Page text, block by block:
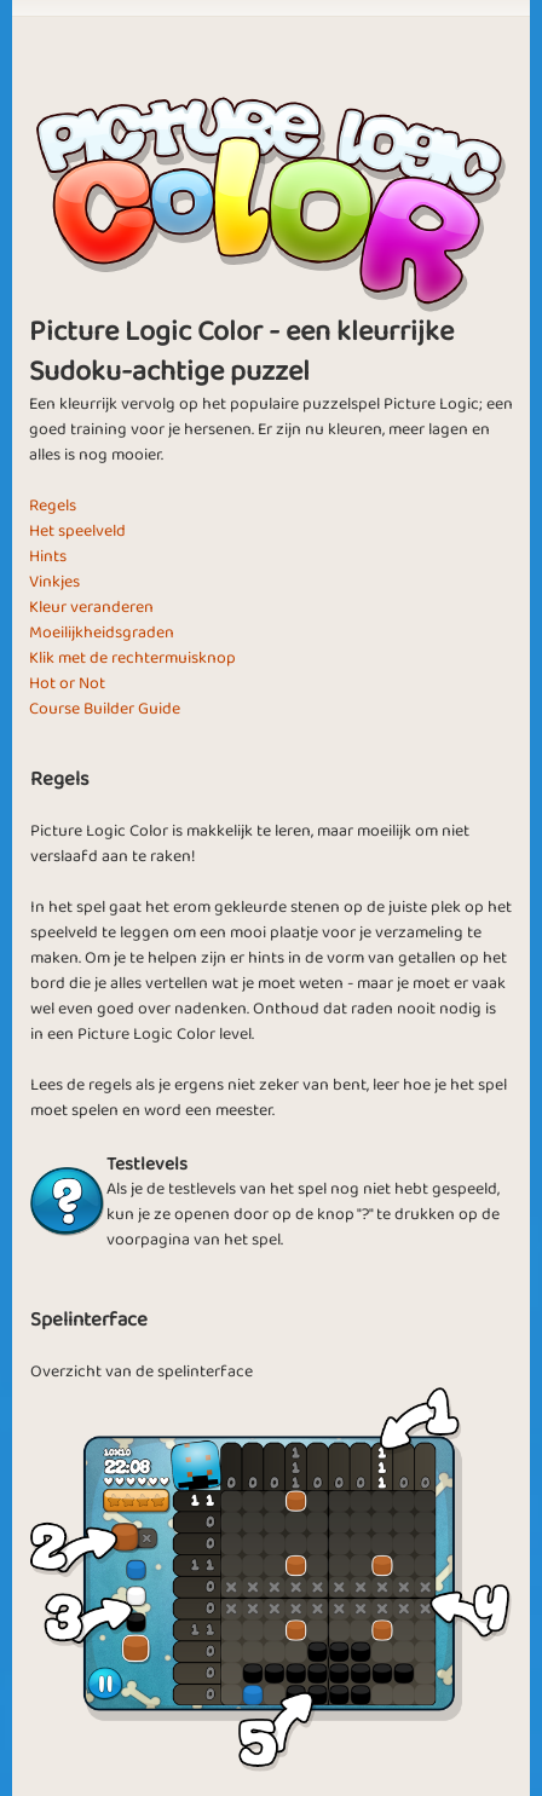
Summer Holiday May with the Wind
Goodbye April Frozen Lake
Resolution
For the holidays
Figuring it Out
Colors of the
World
PLC Forever
Gaining Logic
Focus on the
Colour
Pocket Money United Color
Picture Logic Color - een kleurrijke
Sudoku-achtige puzzel
Een kleurrijk vervolg op het populaire puzzelspel Picture Logic; een
goed training voor je hersenen. Er zijn nu kleuren, meer lagen en
alles is nog mooier.
Regels
Het speelveld
Hints
Vinkjes
Kleur veranderen
Moeilijkheidsgraden
Klik met de rechtermuisknop
Hot or Not
Course Builder Guide
Regels
Picture Logic Color is makkelijk te leren, maar moeilijk om niet
verslaafd aan te raken!
In het spel gaat het erom gekleurde stenen op de juiste plek op het
speelveld te leggen om een mooi plaatje voor je verzameling te
maken. Om je te helpen zijn er hints in de vorm van getallen op het
bord die je alles vertellen wat je moet weten - maar je moet er vaak
wel even goed over nadenken. Onthoud dat raden nooit nodig is
in een Picture Logic Color level.
Lees de regels als je ergens niet zeker van bent, leer hoe je het spel
moet spelen en word een meester.
Testlevels
Als je de testlevels van het spel nog niet hebt gespeeld,
kun je ze openen door op de knop "?" te drukken op de
voorpagina van het spel.
Spelinterface
Overzicht van de spelinterface